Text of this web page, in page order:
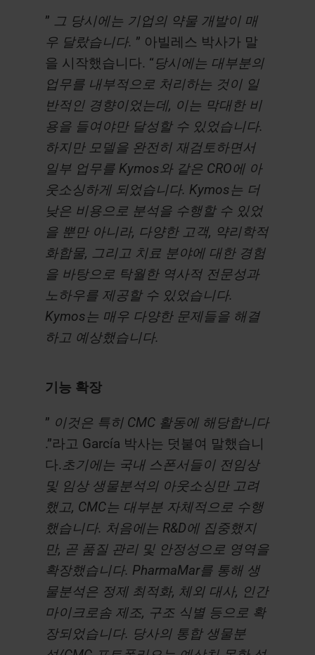
” 그 당시에는 기업의 약물 개발이 매
우 달랐습니다. ” 아빌레스 박사가 말
을 시작했습니다. “ 당시에는 대부분의
업무를 내부적으로 처리하는 것이 일
반적인 경향이었는데, 이는 막대한 비
용을 들여야만 달성할 수 있었습니다.
하지만 모델을 완전히 재검토하면서
일부 업무를 Kymos와 같은 CRO에 아
웃소싱하게 되었습니다. Kymos는 더
낮은 비용으로 분석을 수행할 수 있었
을 뿐만 아니라, 다양한 고객, 약리학적
화합물, 그리고 치료 분야에 대한 경험
을 바탕으로 탁월한 역사적 전문성과
노하우를 제공할 수 있었습니다.
Kymos는 매우 다양한 문제들을 해결
하고 예상했습니다.
기능 확장
” 이것은 특히 CMC 활동에 해당합니다
.”라고 García 박사는 덧붙여 말했습니
다.초기에는 국내 스폰서들이 전임상
및 임상 생물분석의 아웃소싱만 고려
했고, CMC는 대부분 자체적으로 수행
했습니다. 처음에는 R&D에 집중했지
만, 곧 품질 관리 및 안정성으로 영역을
확장했습니다. PharmaMar를 통해 생
물분석은 정제 최적화, 체외 대사, 인간
마이크로솜 제조, 구조 식별 등으로 확
장되었습니다. 당사의 통합 생물분